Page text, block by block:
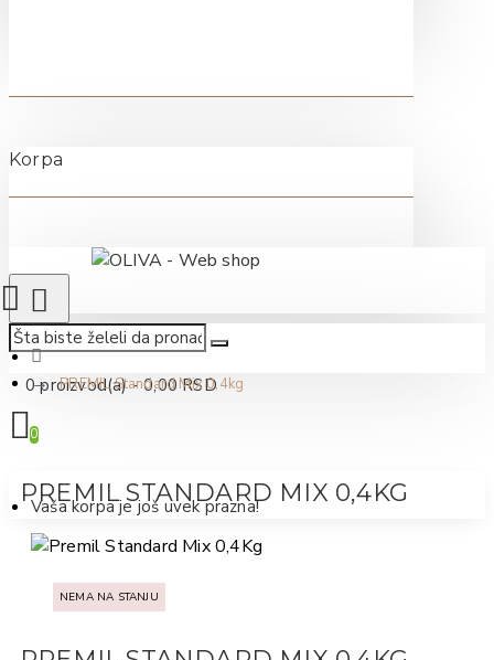
Korpa
0 proizvod(a) - 0,00 RSD
0
Vaša korpa je još uvek prazna!
PREMIL Standard Mix 0,4kg
PREMIL STANDARD MIX 0,4KG
NEMA NA STANJU